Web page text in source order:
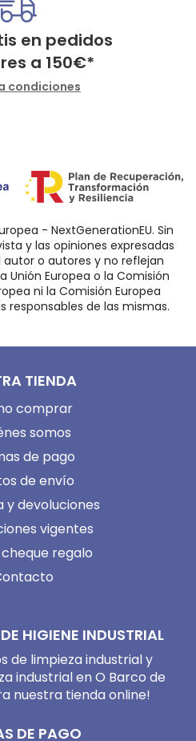
en pedidos
a 150€*
condiciones
- NextGenerationEU. Sin
y las opiniones expresadas
o autores y no reflejan
Unión Europea o la Comisión
ni la Comisión Europea
responsables de las mismas.
HIGIENE INDUSTRIAL
de limpieza industrial y
industrial en O Barco de
nuestra tienda online!
DE PAGO
TIENDA
comprar
somos
de pago
de envío
y devoluciones
vigentes
regalo